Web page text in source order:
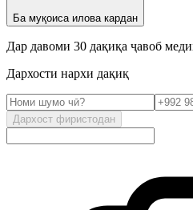
Ба муқоиса илова кардан
Дар давоми 30 дақиқа ҷавоб
Дархости нархи дақиқ
Дархост фиристодан